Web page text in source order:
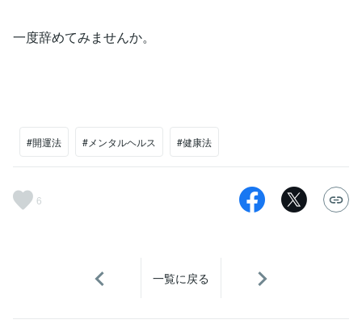
一度辞めてみませんか。
#開運法 #メンタルヘルス #健康法
6
一覧に戻る